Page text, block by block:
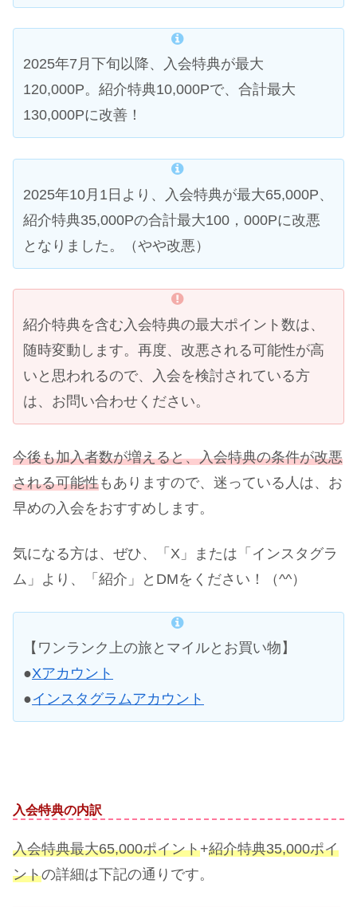
2025年7月下旬以降、入会特典が最大
120,000P。紹介特典10,000Pで、合計最大
130,000Pに改善！
2025年10月1日より、入会特典が最大65,000P、
紹介特典35,000Pの合計最大100，000Pに改悪
となりました。（やや改悪）
紹介特典を含む入会特典の最大ポイント数は、
随時変動します。再度、改悪される可能性が高
いと思われるので、入会を検討されている方
は、お問い合わせください。
今後も加入者数が増えると、入会特典の条件が改悪
される可能性もありますので、迷っている人は、お
早めの入会をおすすめします。
気になる方は、ぜひ、「X」または「インスタグラ
ム」より、「紹介」とDMをください！（^^）
【ワンランク上の旅とマイルとお買い物】
●Xアカウント
●インスタグラムアカウント
入会特典の内訳
入会特典最大65,000ポイント+紹介特典35,000ポイ
ントの詳細は下記の通りです。